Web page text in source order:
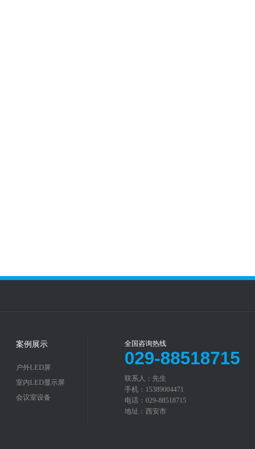
案例展示
户外LED屏
室内LED显示屏
会议室设备
全国咨询热线
029-88518715
联系人：先生‬
手机：15389004471
电话：029-88518715
地址：西安市